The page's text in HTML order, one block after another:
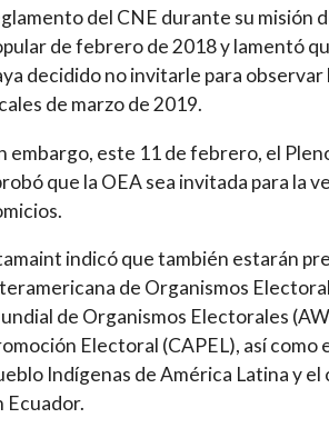
del CNE durante su misión
de febrero de 2018 y lamentó
decidido no invitarle para observar
de marzo de 2019.
embargo, este 11 de febrero, el
que la OEA sea invitada para la
indicó que también estarán
de Organismos
de Organismos Electorales
Electoral (CAPEL), así como
Indígenas de América Latina y
Ecuador.